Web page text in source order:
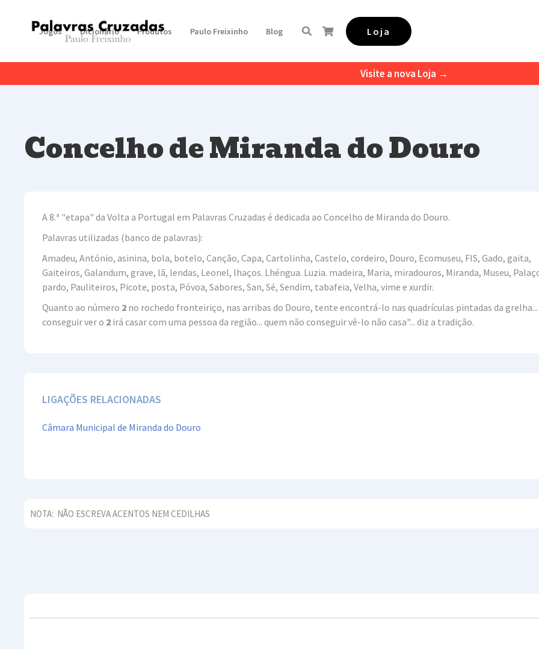
Jogos Dicionário Produtos Paulo Freixinho Blog Loja
Visite a nova Loja →
Concelho de Miranda do Douro
A 8.ª "etapa" da Volta a Portugal em Palavras Cruzadas é dedicada ao Concelho de Miranda do Douro.
Palavras utilizadas (banco de palavras):
Amadeu, António, asinina, bola, botelo, Canção, Capa, Cartolinha, Castelo, cordeiro, Douro, Ecomuseu, FIS, Gado, gaita,
Gaiteiros, Galandum, grave, lã, lendas, Leonel, lhaços. Lhéngua. Luzia. madeira, Maria, miradouros, Miranda, Museu,
pardo, Pauliteiros, Picote, posta, Póvoa, Sabores, San, Sé, Sendim, tabafeia, Velha, vime e xurdir.
Quanto ao número 2 no rochedo fronteiriço, nas arribas do Douro, tente encontrá-lo nas quadrículas pintadas da
conseguir ver o 2 irá casar com uma pessoa da região... quem não conseguir vê-lo não casa"... diz a tradição.
LIGAÇÕES RELACIONADAS
Câmara Municipal de Miranda do Douro
NOTA: NÃO ESCREVA ACENTOS NEM CEDILHAS